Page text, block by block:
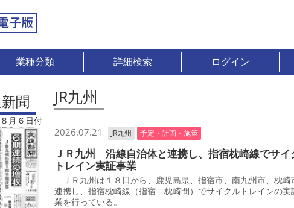
業種分類 詳細検索 ログイン
聞
月６日付
JR九州
2026.07.21 JR九州 予定・計画・施策
ＪＲ九州 沿線自治体と連携し、指宿枕崎線でサイ
トレイン実証事業
ＪＲ九州は１８日から、鹿児島県、指宿市、南九州市、枕崎
連携し、指宿枕崎線（指宿―枕崎間）でサイクルトレインの実
業を行っている。